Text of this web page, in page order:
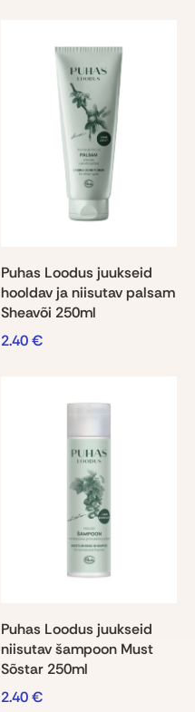
Puhas Loodus juukseid
hooldav ja niisutav palsam
Sheavõi 250ml
2.40€
Puhas Loodus juukseid
niisutav šampoon Must
Sõstar 250ml
2.40€